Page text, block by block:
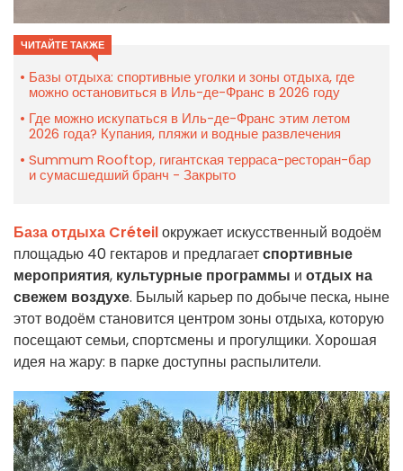
ЧИТАЙТЕ ТАКЖЕ
Базы отдыха: спортивные уголки и зоны отдыха, где
можно остановиться в Иль-де-Франс в 2026 году
Где можно искупаться в Иль-де-Франс этим летом
2026 года? Купания, пляжи и водные развлечения
Summum Rooftop, гигантская терраса-ресторан-бар
и сумасшедший бранч - Закрыто
База отдыха Créteilокружает искусственный водоём
площадью 40 гектаров и предлагаетспортивные
мероприятия, культурные программы и отдых на
свежем воздухе. Былый карьер по добыче песка, ныне
этот водоём становится центром зоны отдыха, которую
посещают семьи, спортсмены и прогулщики. Хорошая
идея на жару: в парке доступны распылители.